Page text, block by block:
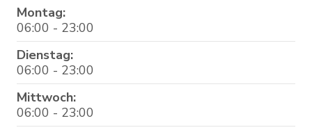
Montag:
06:00 - 23:00
Dienstag:
06:00 - 23:00
Mittwoch:
06:00 - 23:00